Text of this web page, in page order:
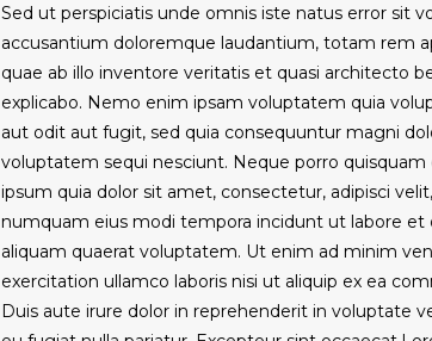
Sed ut perspiciatis unde omnis iste natus error sit
accusantium doloremque laudantium, totam rem
quae ab illo inventore veritatis et quasi architecto
explicabo. Nemo enim ipsam voluptatem quia
aut odit aut fugit, sed quia consequuntur magni
voluptatem sequi nesciunt. Neque porro quisquam
ipsum quia dolor sit amet, consectetur, adipisci
numquam eius modi tempora incidunt ut labore et
aliquam quaerat voluptatem. Ut enim ad minim
exercitation ullamco laboris nisi ut aliquip ex ea
Duis aute irure dolor in reprehenderit in voluptate